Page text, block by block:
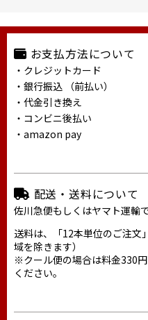
お支払方法について
・クレジットカード
・銀行振込 （前払い）
・代金引き換え
・コンビニ後払い
・amazon pay
配送・送料について
佐川急便もしくはヤマト運輸
送料は、「12本単位のご注文
域を除きます）
※クール便の場合は料金330
ください。